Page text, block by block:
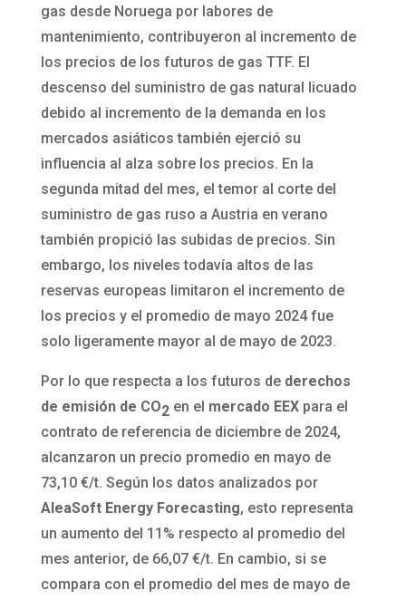
gas desde Noruega por labores de
mantenimiento, contribuyeron al incremento de
los precios de los futuros de gas TTF. El
descenso del suministro de gas natural licuado
debido al incremento de la demanda en los
mercados asiáticos también ejerció su
influencia al alza sobre los precios. En la
segunda mitad del mes, el temor al corte del
suministro de gas ruso a Austria en verano
también propició las subidas de precios. Sin
embargo, los niveles todavía altos de las
reservas europeas limitaron el incremento de
los precios y el promedio de mayo 2024 fue
solo ligeramente mayor al de mayo de 2023.
Por lo que respecta a los futuros de derechos
de emisión de CO2en el mercado EEXpara el
contrato de referencia de diciembre de 2024,
alcanzaron un precio promedio en mayo de
73,10 €/t. Según los datos analizados por
AleaSoft Energy Forecasting, esto representa
un aumento del 11% respecto al promedio del
mes anterior, de 66,07 €/t. En cambio, si se
compara con el promedio del mes de mayo de